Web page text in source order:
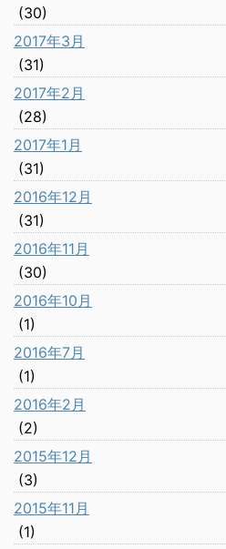
(30)
2017年3月
(31)
2017年2月
(28)
2017年1月
(31)
2016年12月
(31)
2016年11月
(30)
2016年10月
(1)
2016年7月
(1)
2016年2月
(2)
2015年12月
(3)
2015年11月
(1)